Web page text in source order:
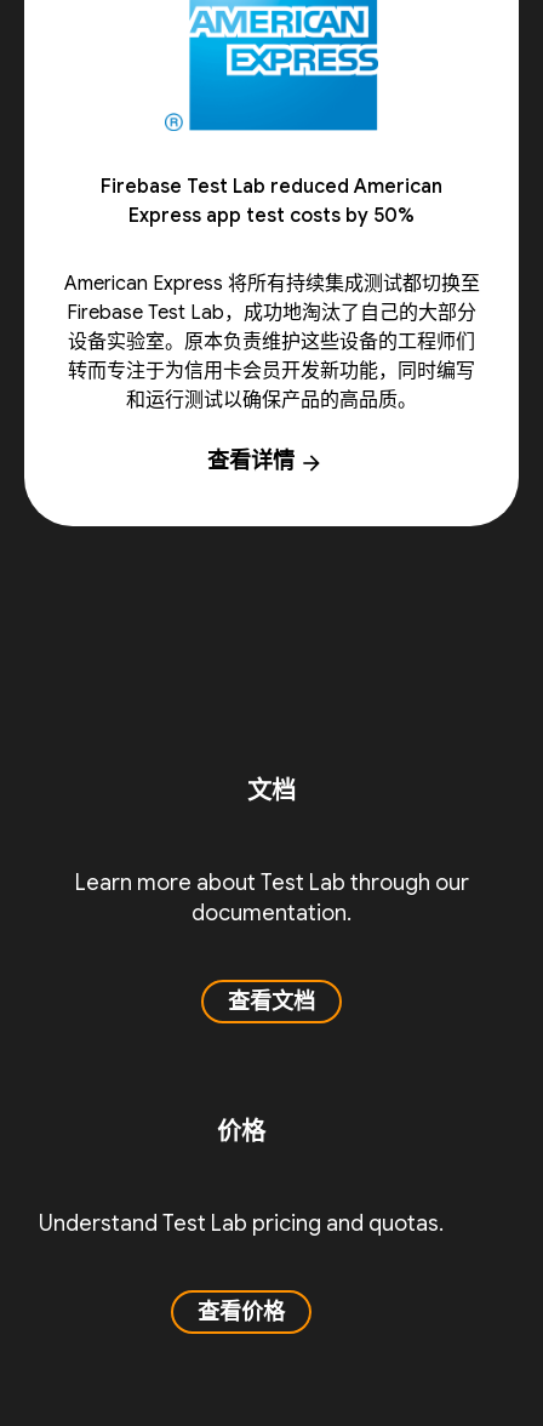
Firebase Test Lab reduced American
Express app test costs by 50%
American Express 将所有持续集成测试都切换至
Firebase Test Lab，成功地淘汰了自己的大部分
设备实验室。原本负责维护这些设备的工程师们
转而专注于为信用卡会员开发新功能，同时编写
和运行测试以确保产品的高品质。
查看详情 arrow_forward
文档
Learn more about Test Lab through our
documentation.
查看文档
价格
Understand Test Lab pricing and quotas.
查看价格